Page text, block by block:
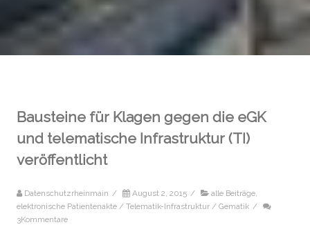
Bausteine für Klagen gegen die eGK
und telematische Infrastruktur (TI)
veröffentlicht
Datenschutzrheinmain / August 2, 2015 / alle Beiträge
elektronische Patientenakte / Telematik-Infrastruktur / Gematik /
3Kommentare